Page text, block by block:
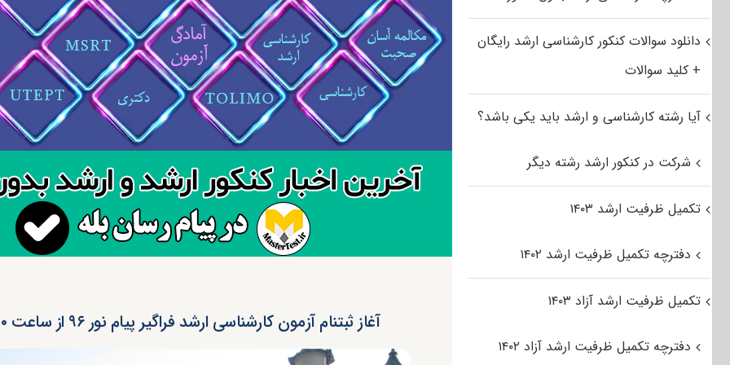
آغاز ثبت‎نام آزمون کارشناسی ارشد فراگیر پیام نور ۹۶ از ساعت ۲۰ امشب
دانلود سوالات کنکور کارشناسی ارشد رایگان
+ کلید سوالات
آیا رشته کارشناسی و ارشد باید یکی باشد؟
شرکت در کنکور ارشد رشته دیگر
تکمیل ظرفیت ارشد ۱۴۰۳
دفترچه تکمیل ظرفیت ارشد ۱۴۰۲
تکمیل ظرفیت ارشد آزاد ۱۴۰۳
دفترچه تکمیل ظرفیت ارشد آزاد ۱۴۰۲